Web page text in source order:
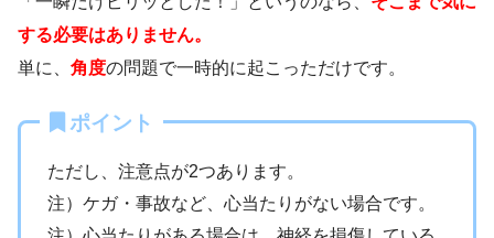
する必要はありません。
単に、 角度の問題で一時的に起こっただけです。
ポイント
ただし、注意点が2つあります。
注）ケガ・事故など、心当たりがない場合です。